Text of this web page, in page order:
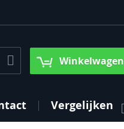
Winkelwagen
Vergelijken